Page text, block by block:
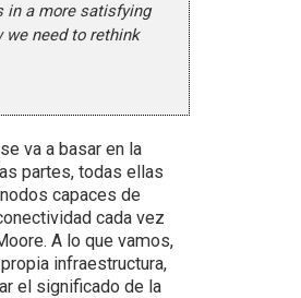
in a more satisfying
we need to rethink
va a basar en la
partes, todas ellas
capaces de
cada vez
A lo que vamos,
infraestructura,
el significado de la